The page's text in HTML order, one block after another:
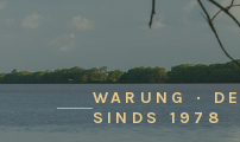
WARUNG ·
SINDS 1978